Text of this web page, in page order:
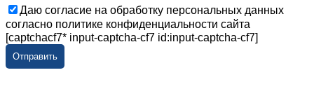
Даю согласие на обработку персональных данных
согласно политике конфиденциальности сайта
[captchacf7* input-captcha-cf7 id:input-captcha-cf7]